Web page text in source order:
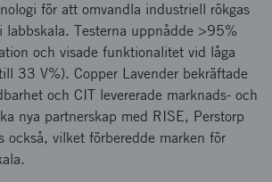
för att omvandla industriell rökgas
labbskala. Testerna uppnådde >95%
och visade funktionalitet vid låga
33 V%). Copper Lavender bekräftade
och CIT levererade marknads- och
nya partnerskap med RISE, Perstorp
också, vilket förberedde marken för